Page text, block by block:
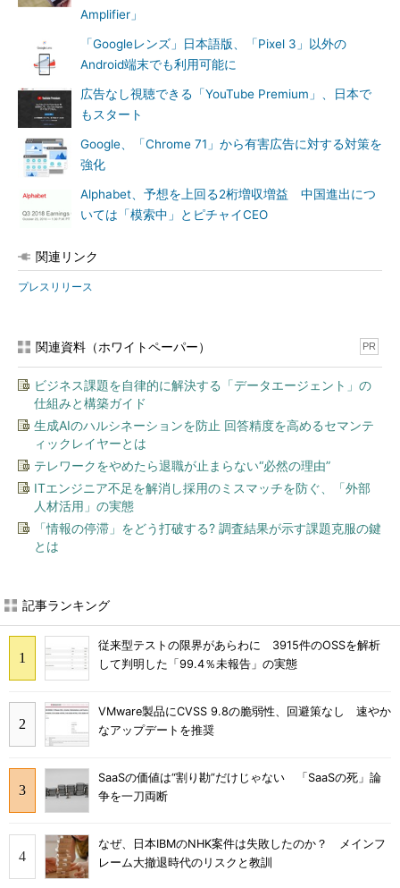
Amplifier」
「Googleレンズ」日本語版、「Pixel 3」以外の
Android端末でも利用可能に
広告なし視聴できる「YouTube Premium」、日本で
もスタート
Google、「Chrome 71」から有害広告に対する対策を
強化
Alphabet、予想を上回る2桁増収増益 中国進出につ
いては「模索中」とピチャイCEO
関連リンク
プレスリリース
関連資料（ホワイトペーパー） PR
ビジネス課題を自律的に解決する「データエージェント」の
仕組みと構築ガイド
生成AIのハルシネーションを防止 回答精度を高めるセマンテ
ィックレイヤーとは
テレワークをやめたら退職が止まらない“必然の理由”
ITエンジニア不足を解消し採用のミスマッチを防ぐ、「外部
人材活用」の実態
「情報の停滞」をどう打破する? 調査結果が示す課題克服の鍵
とは
記事ランキング
従来型テストの限界があらわに 3915件のOSSを解析
して判明した「99.4％未報告」の実態
VMware製品にCVSS 9.8の脆弱性、回避策なし 速やか
なアップデートを推奨
SaaSの価値は“割り勘”だけじゃない 「SaaSの死」論
争を一刀両断
なぜ、日本IBMのNHK案件は失敗したのか？ メインフ
レーム大撤退時代のリスクと教訓